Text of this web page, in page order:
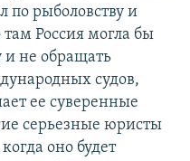
по рыболовству и
Россия могла бы
и не обращать
судов,
ее суверенные
серьезные юристы
оно будет